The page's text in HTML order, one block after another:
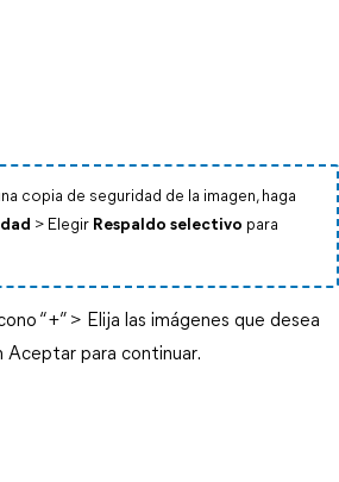
copia de seguridad de la imagen, haga
> Elegir Respaldo selectivo para
“+” > Elija las imágenes que desea
Aceptar para continuar.